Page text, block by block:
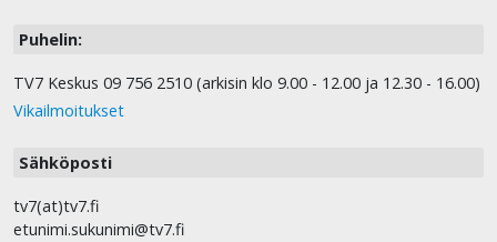
Puhelin:
TV7 Keskus 09 756 2510 (arkisin klo 9.00 - 12.00 ja 12.30 - 16.00)
Vikailmoitukset
Sähköposti
tv7(at)tv7.fi
etunimi.sukunimi@tv7.fi